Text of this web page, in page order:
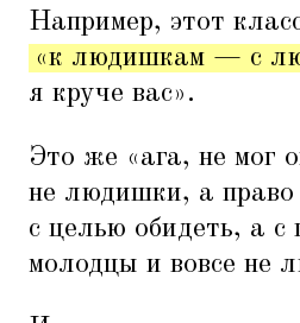
Например, этот
«к людишкам — с
я круче вас».
Это же «ага, не мог
не людишки, а
с целью обидеть, а
молодцы и вовсе не